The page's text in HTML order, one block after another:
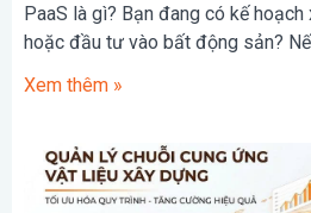
PaaS là gì? Bạn đang có kế hoạch
hoặc đầu tư vào bất động sản?
Xem thêm »